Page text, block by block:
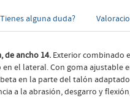
alguna duda?
de ancho 14.Exterior combinado
en el lateral. Con goma
en la parte del talón
a la abrasión, desgarro y